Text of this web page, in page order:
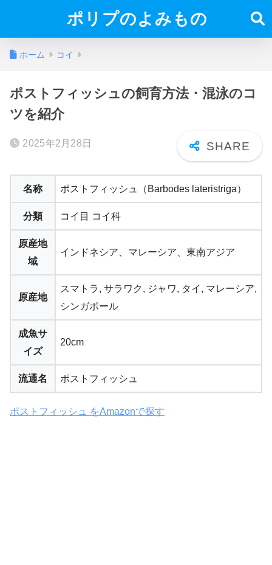
ポリプのよみもの
ホーム コイ
ポストフィッシュの飼育方法・混泳のコ
ツを紹介
2025年2月28日
名称 ポストフィッシュ（Barbodes lateristriga）
分類 コイ目 コイ科
原産地
域
インドネシア、マレーシア、東南アジア
原産地
スマトラ, サラワク, ジャワ, タイ, マレーシア,
シンガポール
成魚サ
イズ
20cm
流通名 ポストフィッシュ
ポストフィッシュ をAmazonで探す